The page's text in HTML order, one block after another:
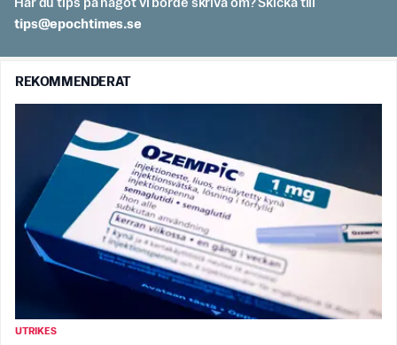
Har du tips på något vi borde skriva om? Skicka till
es.semithcope@spit
REKOMMENDERAT
UTRIKES